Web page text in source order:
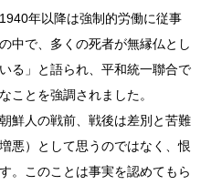
年以降は強制的労働に従事
中で、多くの死者が無縁仏とし
る」と語られ、平和統一聯合で
ことを強調されました。
鮮人の戦前、戦後は差別と苦難
悪）として思うのではなく、恨
。このことは事実を認めてもら